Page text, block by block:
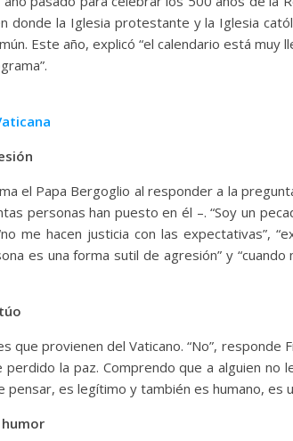
donde la Iglesia protestante y la Iglesia
Este año, explicó “el calendario está muy
el Papa Bergoglio al responder a la
personas han puesto en él –. “Soy un
me hacen justicia con las expectativas”,
es una forma sutil de agresión” y “cuando
provienen del Vaticano. “No”, responde
la paz. Comprendo que a alguien no
es legítimo y también es humano, es